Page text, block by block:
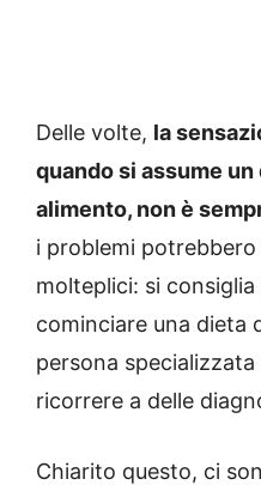
Delle volte, la
quando si assume
alimento, non è
i problemi
molteplici: si
cominciare una dieta
persona
ricorrere a delle
Chiarito questo, ci